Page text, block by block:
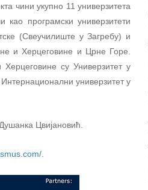
чини укупно 11 универзитета
програмски универзитети
(Свеучилиште у Загребу) и
и Херцеговине и Црне Горе.
су Универзитет у
универзитет у
Цвијановић.